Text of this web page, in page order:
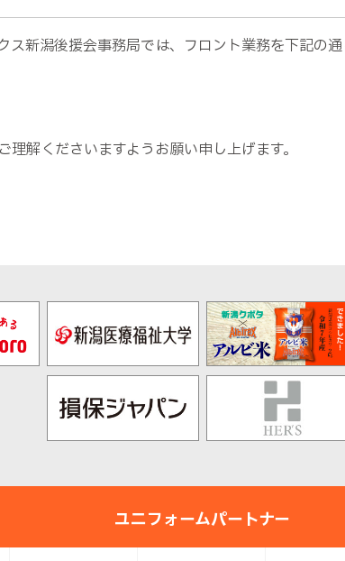
新潟後援会事務局では、フロント業務を下記の
解くださいますようお願い申し上げます。
ユニフォームパートナー